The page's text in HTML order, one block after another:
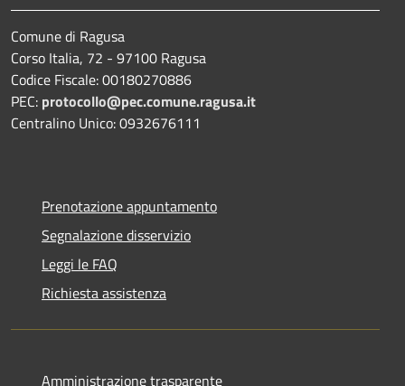
Comune di Ragusa
Corso Italia, 72 - 97100 Ragusa
Codice Fiscale: 00180270886
PEC: protocollo@pec.comune.ragusa.it
Centralino Unico: 0932676111
Prenotazione appuntamento
Segnalazione disservizio
Leggi le FAQ
Richiesta assistenza
Amministrazione trasparente